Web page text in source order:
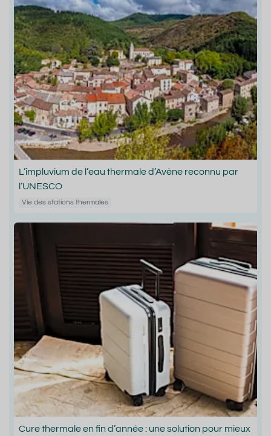
L’impluvium de l’eau thermale d’Avène reconnu par
l’UNESCO
Vie des stations thermales
Cure thermale en fin d’année : une solution pour mieux